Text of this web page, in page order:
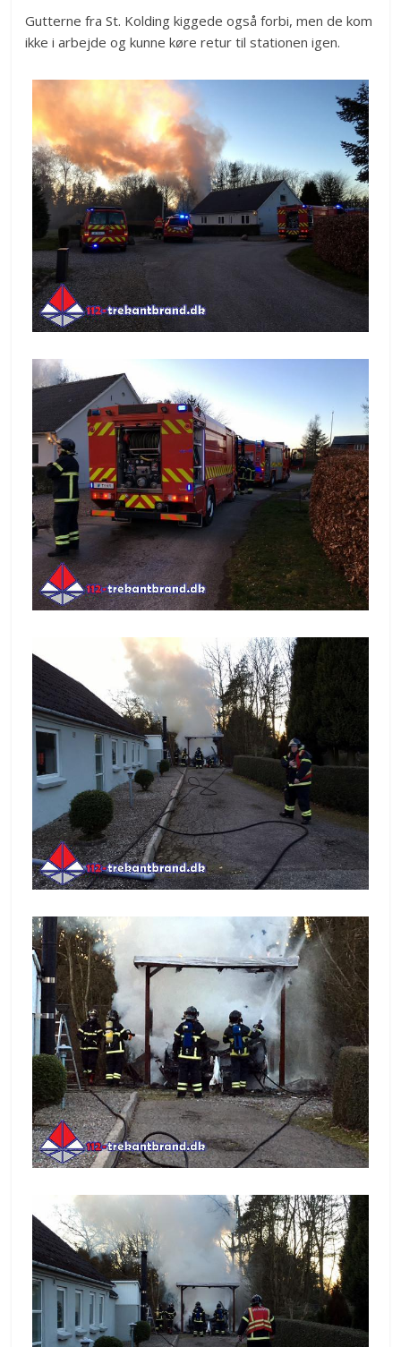
Gutterne fra St. Kolding kiggede også forbi, men de kom
ikke i arbejde og kunne køre retur til stationen igen.